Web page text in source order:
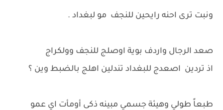
ونبت ترى احنه رايحين للنجف مو لبغداد .
صعد الرجال واردف بوية اوصلج للنجف وولكراج
اذ تردين اصعدج للبغداد تندلين اهلج بالضبط وين ؟
طبعاً طولي وهيئة جسمي مبينه ذكى أومأت اي عمو